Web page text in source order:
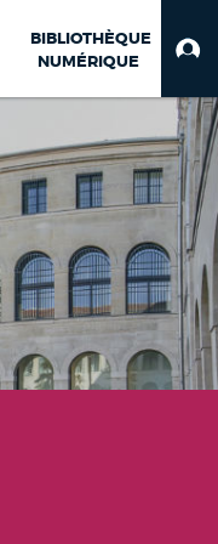
BIBLIOTHÈQUE
NUMÉRIQUE